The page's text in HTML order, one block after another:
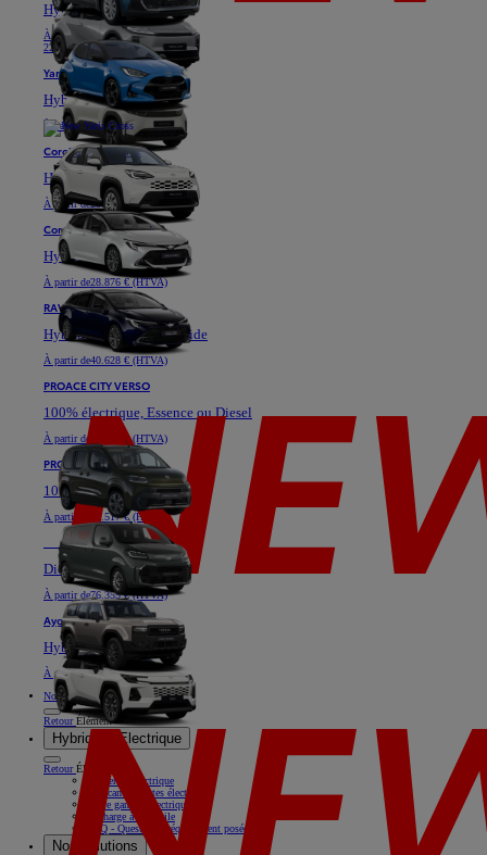
Hybride
À partir de
18.871 € (HTVA)
22.811 €
Yaris Cross
Hybride
À partir de25.576 € (HTVA)
Corolla Hatchback
Hybride
À partir de28.901 € (HTVA)
Corolla Touring Sports
Hybride
À partir de28.876 € (HTVA)
RAV4
Hybride ou Plug-in Hybride
À partir de40.628 € (HTVA)
PROACE CITY VERSO
100% électrique, Essence ou Diesel
À partir de 23.333 € (HTVA)
PROACE VERSO
100% électrique ou Diesel
À partir de 40.517 € (HTVA)
NouveauLand Cruiser
Diesel
À partir de76.355 € (HTVA)
Aygo X
Hybride
À partir de18.769 € (HTVA)
Nos offres
RetourÉlément
Hybride & Electrique
RetourÉlément
Rouler en électrique
Nos camionnettes électriques
Notre gamme électrique
Recharge à domicile
FAQ - Questions fréquemment posées
Nos solutions